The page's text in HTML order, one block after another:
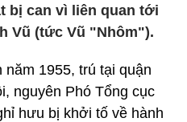
bị can vì liên quan tới
Vũ (tức Vũ "Nhôm").
1955, trú tại quận
nguyên Phó Tổng cục
hưu bị khởi tố về hành